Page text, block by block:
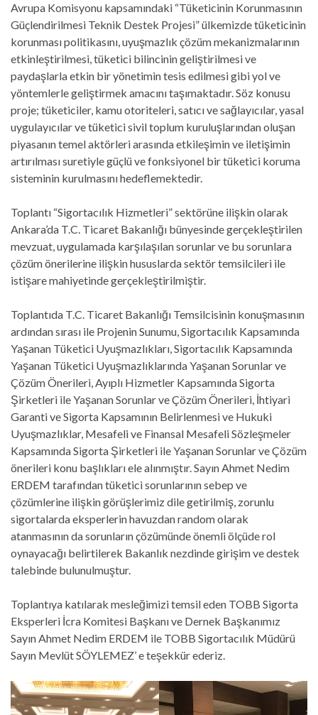
Avrupa Komisyonu kapsamındaki “Tüketicinin Korunmasının
Güçlendirilmesi Teknik Destek Projesi” ülkemizde tüketicinin
korunması politikasını, uyuşmazlık çözüm mekanizmalarının
etkinleştirilmesi, tüketici bilincinin geliştirilmesi ve
paydaşlarla etkin bir yönetimin tesis edilmesi gibi yol ve
yöntemlerle geliştirmek amacını taşımaktadır. Söz konusu
proje; tüketiciler, kamu otoriteleri, satıcı ve sağlayıcılar, yasal
uygulayıcılar ve tüketici sivil toplum kuruluşlarından oluşan
piyasanın temel aktörleri arasında etkileşimin ve iletişimin
artırılması suretiyle güçlü ve fonksiyonel bir tüketici koruma
sisteminin kurulmasını hedeflemektedir.
Toplantı “Sigortacılık Hizmetleri” sektörüne ilişkin olarak
Ankara’da T.C. Ticaret Bakanlığı bünyesinde gerçekleştirilen
mevzuat, uygulamada karşılaşılan sorunlar ve bu sorunlara
çözüm önerilerine ilişkin hususlarda sektör temsilcileri ile
istişare mahiyetinde gerçekleştirilmiştir.
Toplantıda T.C. Ticaret Bakanlığı Temsilcisinin konuşmasının
ardından sırası ile Projenin Sunumu, Sigortacılık Kapsamında
Yaşanan Tüketici Uyuşmazlıkları, Sigortacılık Kapsamında
Yaşanan Tüketici Uyuşmazlıklarında Yaşanan Sorunlar ve
Çözüm Önerileri, Ayıplı Hizmetler Kapsamında Sigorta
Şirketleri ile Yaşanan Sorunlar ve Çözüm Önerileri, İhtiyari
Garanti ve Sigorta Kapsamının Belirlenmesi ve Hukuki
Uyuşmazlıklar, Mesafeli ve Finansal Mesafeli Sözleşmeler
Kapsamında Sigorta Şirketleri ile Yaşanan Sorunlar ve Çözüm
önerileri konu başlıkları ele alınmıştır. Sayın Ahmet Nedim
ERDEM tarafından tüketici sorunlarının sebep ve
çözümlerine ilişkin görüşlerimiz dile getirilmiş, zorunlu
sigortalarda eksperlerin havuzdan random olarak
atanmasının da sorunların çözümünde önemli ölçüde rol
oynayacağı belirtilerek Bakanlık nezdinde girişim ve destek
talebinde bulunulmuştur.
Toplantıya katılarak mesleğimizi temsil eden TOBB Sigorta
Eksperleri İcra Komitesi Başkanı ve Dernek Başkanımız
Sayın Ahmet Nedim ERDEM ile TOBB Sigortacılık Müdürü
Sayın Mevlüt SÖYLEMEZ’ e teşekkür ederiz.